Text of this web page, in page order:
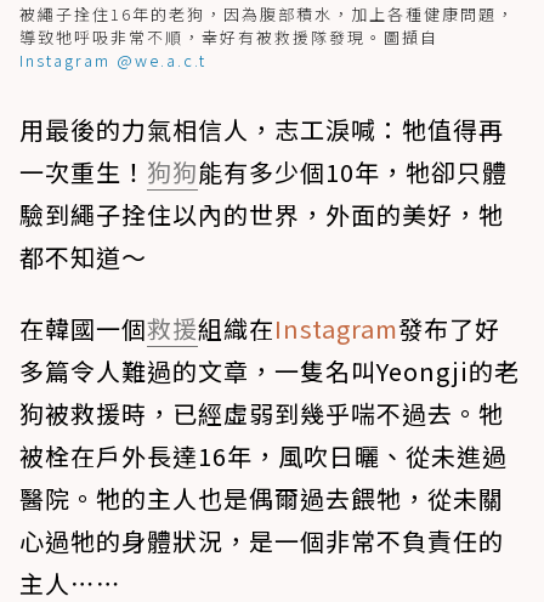
被繩子拴住16年的老狗，因為腹部積水，加上各種健康問題，
導致牠呼吸非常不順，幸好有被救援隊發現。圖擷自
Instagram @we.a.c.t
用最後的力氣相信人，志工淚喊：牠值得再
一次重生！ 狗狗能有多少個10年，牠卻只體
驗到繩子拴住以內的世界，外面的美好，牠
都不知道～
在韓國一個救援組織在Instagram發布了好
多篇令人難過的文章，一隻名叫Yeongji的老
狗被救援時，已經虛弱到幾乎喘不過去。牠
被栓在戶外長達16年，風吹日曬、從未進過
醫院。牠的主人也是偶爾過去餵牠，從未關
心過牠的身體狀況，是一個非常不負責任的
主人⋯⋯